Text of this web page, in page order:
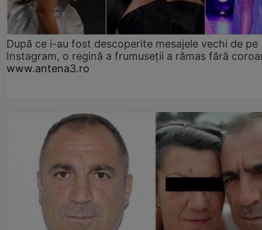
După ce i-au fost descoperite mesajele vechi de pe
Instagram, o regină a frumuseții a rămas fără
www.antena3.ro